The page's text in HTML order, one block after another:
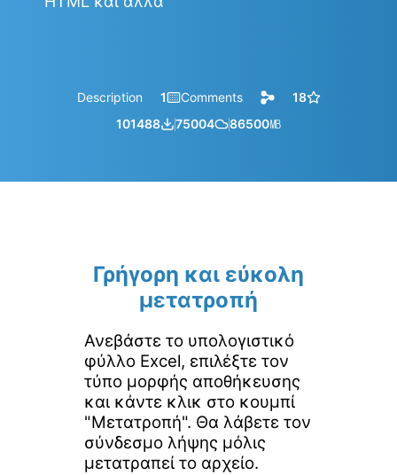
Description 1 Comments
18
101488
75004 86500㎆︎
Γρήγορη και εύκολη
μετατροπή
Ανεβάστε το υπολογιστικό
φύλλο Excel, επιλέξτε τον
τύπο μορφής αποθήκευσης
και κάντε κλικ στο κουμπί
"Μετατροπή". Θα λάβετε τον
σύνδεσμο λήψης μόλις
μετατραπεί το αρχείο.